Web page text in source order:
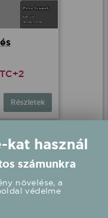
Részletek
kat használ
számunkra
növelése, a
védelme